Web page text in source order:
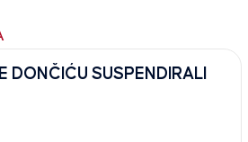
DONČIĆU SUSPENDIRALI